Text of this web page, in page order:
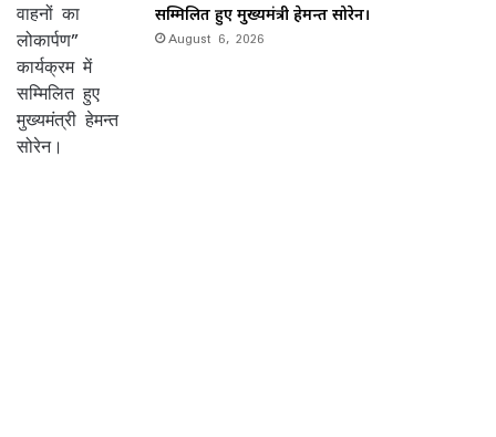
सम्मिलित हुए मुख्यमंत्री हेमन्त सोरेन।
August 6, 2026